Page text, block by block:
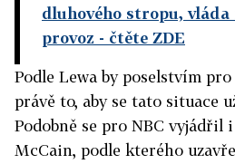
dluhového stropu, vláda
provoz - čtěte ZDE
Podle Lewa by poselstvím
právě to, aby se tato situace
Podobně se pro NBC vyjádřil
McCain, podle kterého